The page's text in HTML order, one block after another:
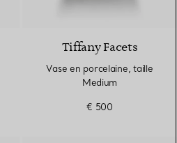
Tiffany Facets
Vase en porcelaine, taille
Medium
€ 500